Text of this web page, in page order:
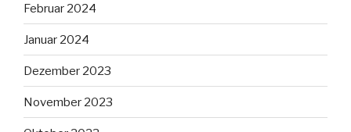
Februar 2024
Januar 2024
Dezember 2023
November 2023